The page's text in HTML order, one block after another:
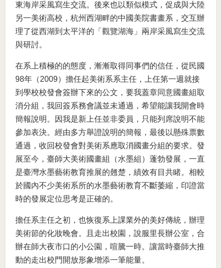
東海岸采風寫生交流。後來也以類似模式，促成與大陸
另一美術高校，杭州西湖畔的中國美院書畫系，交互辦
理了從西湖到太平洋的「觀覽湖海」兩岸采風寫生交流
與研討。
在系上積極的的態度，漸漸取得同事們的信任，從民國
98年（2009）擔任起美術系系主任，上任第一週就接
到學校校發會簽辦下來的公文，要我蓋章同意國畫組取
消分組，我回簽系務會議並未通過，希望能讓我開會時
簡報說明。因我是新上任並非委員，只能列席說明不能
參加表決。經由多方舉證說明的簡報，最後以懸殊票數
通過，收回校發會對美術系應取消國畫分組的要求。發
展至今，臺師大美術國畫組（水墨組）蓬勃發展，一直
是臺灣水墨藝術教育推展的翹楚，績效有目共睹。相較
於國內不少美術系所的水墨藝術教育不斷萎縮，印證當
時的發展定位思考是正確的。
擔任系主任之初，也恢復系上課業外的美好傳統，辦理
美術節的化妝晚會。且走出校園，說服里長辦公室，合
辦在師大夜市口的小公園，喧騰一時。讓當時臺師大推
動的走出校門開放形象增添一筆能量。